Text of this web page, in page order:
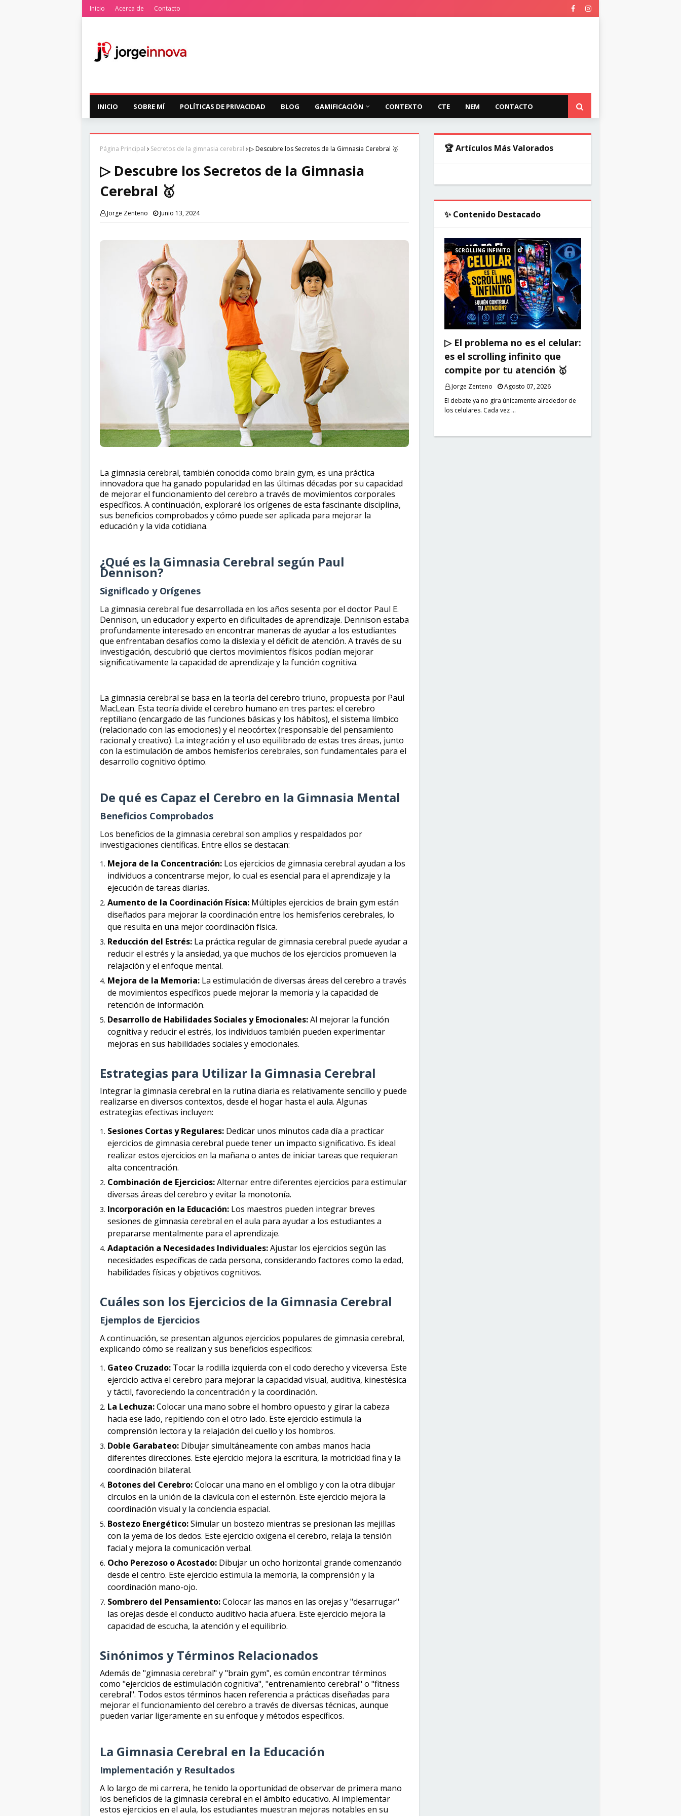
Inicio Acerca de Contacto
INICIO SOBRE MÍ POLÍTICAS DE PRIVACIDAD BLOG GAMIFICACIÓN CONTEXTO CTE NEM CONTACTO
Página Principal Secretos de la gimnasia cerebral ▷ Descubre los Secretos de la Gimnasia Cerebral 🥇
▷ Descubre los Secretos de la Gimnasia
Cerebral 🥇
Jorge Zenteno Junio 13, 2024
La gimnasia cerebral, también conocida como brain gym, es una práctica
innovadora que ha ganado popularidad en las últimas décadas por su capacidad
de mejorar el funcionamiento del cerebro a través de movimientos corporales
específicos. A continuación, exploraré los orígenes de esta fascinante disciplina,
sus beneficios comprobados y cómo puede ser aplicada para mejorar la
educación y la vida cotidiana.
¿Qué es la Gimnasia Cerebral según Paul
Dennison?
Significado y Orígenes
La gimnasia cerebral fue desarrollada en los años sesenta por el doctor Paul E.
Dennison, un educador y experto en dificultades de aprendizaje. Dennison estaba
profundamente interesado en encontrar maneras de ayudar a los estudiantes
que enfrentaban desafíos como la dislexia y el déficit de atención. A través de su
investigación, descubrió que ciertos movimientos físicos podían mejorar
significativamente la capacidad de aprendizaje y la función cognitiva.
La gimnasia cerebral se basa en la teoría del cerebro triuno, propuesta por Paul
MacLean. Esta teoría divide el cerebro humano en tres partes: el cerebro
reptiliano (encargado de las funciones básicas y los hábitos), el sistema límbico
(relacionado con las emociones) y el neocórtex (responsable del pensamiento
racional y creativo). La integración y el uso equilibrado de estas tres áreas, junto
con la estimulación de ambos hemisferios cerebrales, son fundamentales para el
desarrollo cognitivo óptimo.
De qué es Capaz el Cerebro en la Gimnasia Mental
Beneficios Comprobados
Los beneficios de la gimnasia cerebral son amplios y respaldados por
investigaciones científicas. Entre ellos se destacan:
Mejora de la Concentración: Los ejercicios de gimnasia cerebral ayudan a los
individuos a concentrarse mejor, lo cual es esencial para el aprendizaje y la
ejecución de tareas diarias.
Aumento de la Coordinación Física: Múltiples ejercicios de brain gym están
diseñados para mejorar la coordinación entre los hemisferios cerebrales, lo
que resulta en una mejor coordinación física.
Reducción del Estrés: La práctica regular de gimnasia cerebral puede ayudar a
reducir el estrés y la ansiedad, ya que muchos de los ejercicios promueven la
relajación y el enfoque mental.
Mejora de la Memoria: La estimulación de diversas áreas del cerebro a través
de movimientos específicos puede mejorar la memoria y la capacidad de
retención de información.
Desarrollo de Habilidades Sociales y Emocionales:Al mejorar la función
cognitiva y reducir el estrés, los individuos también pueden experimentar
mejoras en sus habilidades sociales y emocionales.
Estrategias para Utilizar la Gimnasia Cerebral
Integrar la gimnasia cerebral en la rutina diaria es relativamente sencillo y puede
realizarse en diversos contextos, desde el hogar hasta el aula. Algunas
estrategias efectivas incluyen:
Sesiones Cortas y Regulares: Dedicar unos minutos cada día a practicar
ejercicios de gimnasia cerebral puede tener un impacto significativo. Es ideal
realizar estos ejercicios en la mañana o antes de iniciar tareas que requieran
alta concentración.
Combinación de Ejercicios:Alternar entre diferentes ejercicios para estimular
diversas áreas del cerebro y evitar la monotonía.
Incorporación en la Educación: Los maestros pueden integrar breves
sesiones de gimnasia cerebral en el aula para ayudar a los estudiantes a
prepararse mentalmente para el aprendizaje.
Adaptación a Necesidades Individuales:Ajustar los ejercicios según las
necesidades específicas de cada persona, considerando factores como la edad,
habilidades físicas y objetivos cognitivos.
Cuáles son los Ejercicios de la Gimnasia Cerebral
Ejemplos de Ejercicios
A continuación, se presentan algunos ejercicios populares de gimnasia cerebral,
explicando cómo se realizan y sus beneficios específicos:
Gateo Cruzado: Tocar la rodilla izquierda con el codo derecho y viceversa. Este
ejercicio activa el cerebro para mejorar la capacidad visual, auditiva, kinestésica
y táctil, favoreciendo la concentración y la coordinación.
La Lechuza:Colocar una mano sobre el hombro opuesto y girar la cabeza
hacia ese lado, repitiendo con el otro lado. Este ejercicio estimula la
comprensión lectora y la relajación del cuello y los hombros.
Doble Garabateo: Dibujar simultáneamente con ambas manos hacia
diferentes direcciones. Este ejercicio mejora la escritura, la motricidad fina y la
coordinación bilateral.
Botones del Cerebro:Colocar una mano en el ombligo y con la otra dibujar
círculos en la unión de la clavícula con el esternón. Este ejercicio mejora la
coordinación visual y la conciencia espacial.
Bostezo Energético:Simular un bostezo mientras se presionan las mejillas
con la yema de los dedos. Este ejercicio oxigena el cerebro, relaja la tensión
facial y mejora la comunicación verbal.
Ocho Perezoso o Acostado: Dibujar un ocho horizontal grande comenzando
desde el centro. Este ejercicio estimula la memoria, la comprensión y la
coordinación mano-ojo.
Sombrero del Pensamiento:Colocar las manos en las orejas y "desarrugar"
las orejas desde el conducto auditivo hacia afuera. Este ejercicio mejora la
capacidad de escucha, la atención y el equilibrio.
Sinónimos y Términos Relacionados
Además de "gimnasia cerebral" y "brain gym", es común encontrar términos
como "ejercicios de estimulación cognitiva", "entrenamiento cerebral" o "fitness
cerebral". Todos estos términos hacen referencia a prácticas diseñadas para
mejorar el funcionamiento del cerebro a través de diversas técnicas, aunque
pueden variar ligeramente en su enfoque y métodos específicos.
La Gimnasia Cerebral en la Educación
Implementación y Resultados
A lo largo de mi carrera, he tenido la oportunidad de observar de primera mano
los beneficios de la gimnasia cerebral en el ámbito educativo. Al implementar
estos ejercicios en el aula, los estudiantes muestran mejoras notables en su
🏆 Artículos Más Valorados
✨ Contenido Destacado
SCROLLING INFINITO
▷ El problema no es el celular:
es el scrolling infinito que
compite por tu atención 🥇
Jorge Zenteno
Agosto 07, 2026
El debate ya no gira únicamente alrededor de
los celulares. Cada vez …